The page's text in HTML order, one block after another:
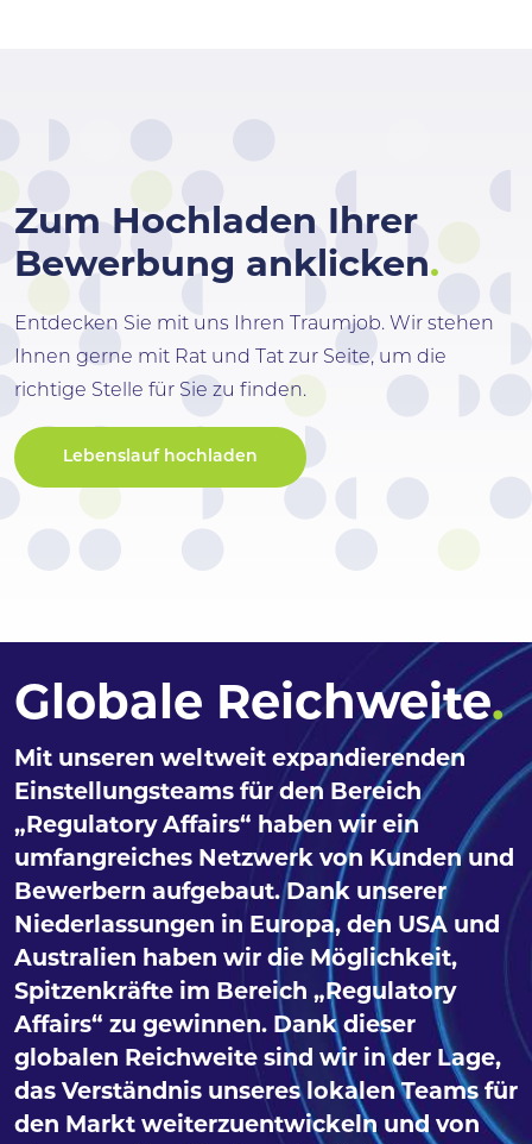
Zum Hochladen Ihrer
Bewerbung anklicken.
Entdecken Sie mit uns Ihren Traumjob. Wir stehen
Ihnen gerne mit Rat und Tat zur Seite, um die
richtige Stelle für Sie zu finden.
Lebenslauf hochladen
Globale Reichweite.
Mit unseren weltweit expandierenden
Einstellungsteams für den Bereich
„Regulatory Affairs“ haben wir ein
umfangreiches Netzwerk von Kunden und
Bewerbern aufgebaut. Dank unserer
Niederlassungen in Europa, den USA und
Australien haben wir die Möglichkeit,
Spitzenkräfte im Bereich „Regulatory
Affairs“ zu gewinnen. Dank dieser
globalen Reichweite sind wir in der Lage,
das Verständnis unseres lokalen Teams für
den Markt weiterzuentwickeln und von